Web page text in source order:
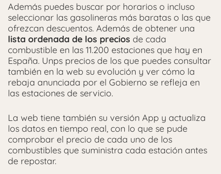
Además puedes buscar por horarios o incluso
seleccionar las gasolineras más baratas o las que
ofrezcan descuentos. Además de obtener una
lista ordenada de los precios de cada
combustible en las 11.200 estaciones que hay en
España. Unps precios de los que puedes consultar
también en la web su evolución y ver cómo la
rebaja anunciada por el Gobierno se refleja en
las estaciones de servicio.
La web tiene también su versión App y actualiza
los datos en tiempo real, con lo que se pude
comprobar el precio de cada uno de los
combustibles que suministra cada estación antes
de repostar.